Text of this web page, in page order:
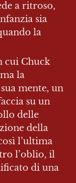
a ritroso,
sia
la
cui Chuck
la
mente, un
su un
delle
della
l’ultima
l’oblio, il
di una